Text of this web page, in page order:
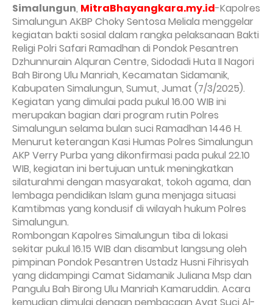
Simalungun, MitraBhayangkara.my.id-Kapolres
Simalungun AKBP Choky Sentosa Meliala menggelar
kegiatan bakti sosial dalam rangka pelaksanaan Bakti
Religi Polri Safari Ramadhan di Pondok Pesantren
Dzhunnurain Alquran Centre, Sidodadi Huta II Nagori
Bah Birong Ulu Manriah, Kecamatan Sidamanik,
Kabupaten Simalungun, Sumut, Jumat (7/3/2025).
Kegiatan yang dimulai pada pukul 16.00 WIB ini
merupakan bagian dari program rutin Polres
Simalungun selama bulan suci Ramadhan 1446 H.
Menurut keterangan Kasi Humas Polres Simalungun
AKP Verry Purba yang dikonfirmasi pada pukul 22.10
WIB, kegiatan ini bertujuan untuk meningkatkan
silaturahmi dengan masyarakat, tokoh agama, dan
lembaga pendidikan Islam guna menjaga situasi
Kamtibmas yang kondusif di wilayah hukum Polres
Simalungun.
Rombongan Kapolres Simalungun tiba di lokasi
sekitar pukul 16.15 WIB dan disambut langsung oleh
pimpinan Pondok Pesantren Ustadz Husni Fihrisyah
yang didampingi Camat Sidamanik Juliana Msp dan
Pangulu Bah Birong Ulu Manriah Kamaruddin. Acara
kemudian dimulai dengan pembacaan Ayat Suci Al-